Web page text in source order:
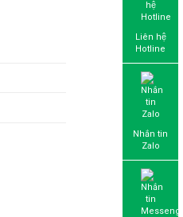
Liên hệ
Hotline
Nhắn tin
Zalo